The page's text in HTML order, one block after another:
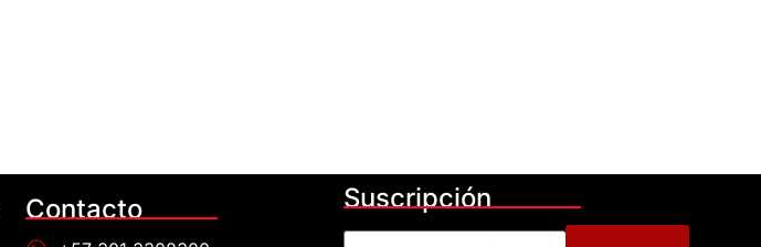
Contacto Suscripción